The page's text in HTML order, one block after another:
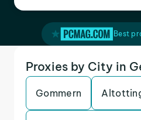
Best
Proxies by City in
Gommern